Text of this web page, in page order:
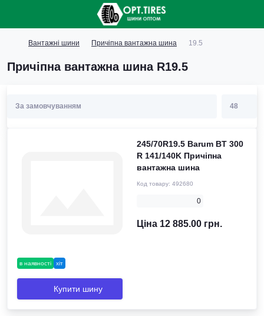
Вантажні шини Причіпна вантажна шина 19.5
Причіпна вантажна шина R19.5
в наявності хіт
245/70R19.5 Barum BT 300
R 141/140K Причіпна
вантажна шина
Код товару: 492680
0
Ціна 12 885.00 грн.
Купити шину